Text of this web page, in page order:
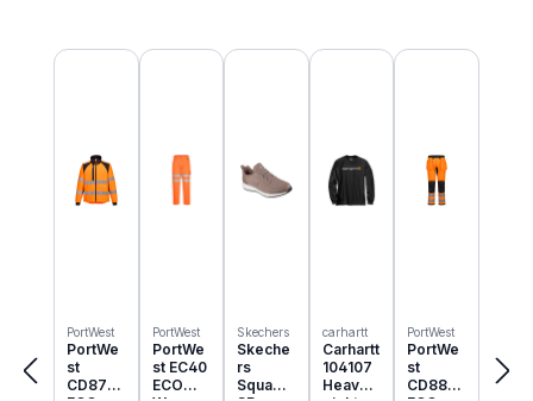
Produktgalerie überspringen
PortWest
PortWe
st
CD875
PortWest
PortWe
st EC40
ECO
Skechers
Skeche
rs
Squad
carhartt
Carhartt
104107
Heavyw
PortWest
PortWe
st
CD889